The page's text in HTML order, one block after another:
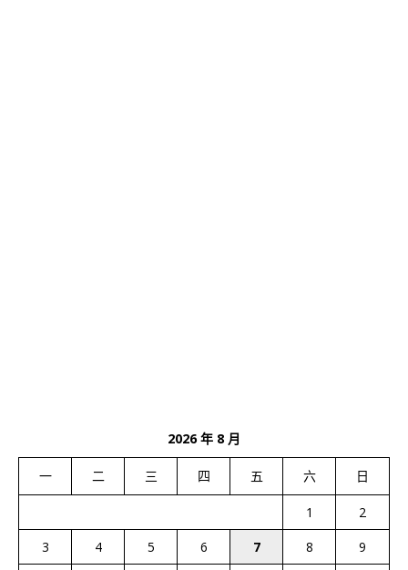
2026 年 8 月
一 二 三 四 五 六 日
1
2
3
4 5 6 7 8
9